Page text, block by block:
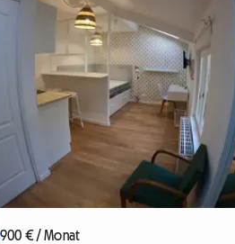
900 € / Monat